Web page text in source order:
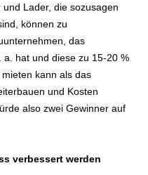
Lader, die sozusagen
können zu
das
hat und diese zu 15-20 %
kann als das
und Kosten
also zwei Gewinner auf
verbessert werden